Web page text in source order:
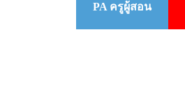
PA ครูผู้สอน